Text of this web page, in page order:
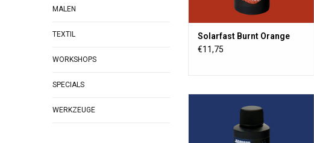
MALEN
TEXTIL
WORKSHOPS
SPECIALS
WERKZEUGE
Solarfast Burnt Orange
€11,75
der sich der Farbstoff unter dem
Einfluss von Sonne (UV-licht)
entwickelt. Zur Verwendung auf